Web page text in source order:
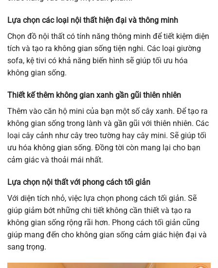
Lựa chọn các loại nội thất hiện đại và thông minh
Chọn đồ nội thất có tính năng thông minh để tiết kiệm diện
tích và tạo ra không gian sống tiện nghi. Các loại giường
sofa, kệ tivi có khả năng biến hình sẽ giúp tối ưu hóa
không gian sống.
Thiết kế thêm không gian xanh gần gũi thiên nhiên
Thêm vào căn hộ mini của bạn một số cây xanh. Để tạo ra
không gian sống trong lành và gần gũi với thiên nhiên. Các
loại cây cảnh như cây treo tường hay cây mini. Sẽ giúp tối
ưu hóa không gian sống. Đồng tời còn mang lại cho bạn
cảm giác và thoải mái nhất.
Lựa chọn nội thất với phong cách tối giản
Với diện tích nhỏ, việc lựa chọn phong cách tối giản. Sẽ
giúp giảm bớt những chi tiết không cần thiết và tạo ra
không gian sống rộng rãi hơn. Phong cách tối giản cũng
giúp mang đến cho không gian sống cảm giác hiện đại và
sang trọng.